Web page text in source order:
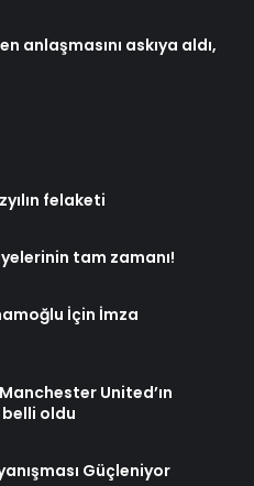
anlaşmasını askıya aldı,
felaketi
tam zamanı!
İçin İmza
United’ın
oldu
Güçleniyor